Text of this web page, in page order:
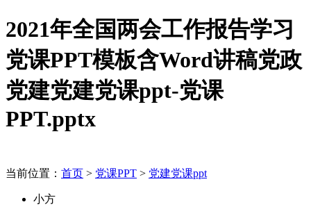
2021年全国两会工作报告学习
党课PPT模板含Word讲稿党政
党建党建党课ppt-党课
PPT.pptx
当前位置： 首页 > 党课PPT > 党建党课ppt
小方